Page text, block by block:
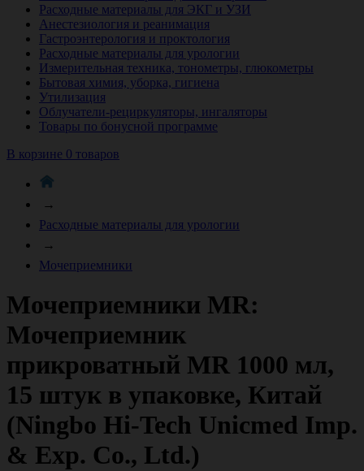
Расходные материалы для ЭКГ и УЗИ
Анестезиология и реанимация
Гастроэнтерология и проктология
Расходные материалы для урологии
Измерительная техника, тонометры, глюкометры
Бытовая химия, уборка, гигиена
Утилизация
Облучатели-рециркуляторы, ингаляторы
Товары по бонусной программе
В корзине 0 товаров
→
Расходные материалы для урологии
→
Мочеприемники
Мочеприемники MR:
Мочеприемник
прикроватный MR 1000 мл,
15 штук в упаковке, Китай
(Ningbo Hi-Tech Unicmed Imp.
& Exp. Co., Ltd.)